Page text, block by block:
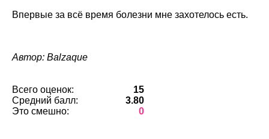
Впервые за всё время болезни мне захотелось есть.
Автор: Balzaque
Всего оценок:
15
Средний балл:
3.80
Это смешно:
0